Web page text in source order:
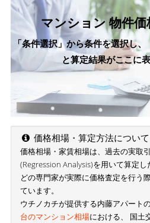
マンション 物件
「条件選択」から条件を選択し
と算定結果がここに
価格相場・算定方法について
価格相場・家賃相場は、過去の実取
(Regression Analysis)を用いて算定
どの専門家が実際に価格査定を行う
ています。
ウチノカチが提供する内藤アパート
台のマンション相場における、 国土